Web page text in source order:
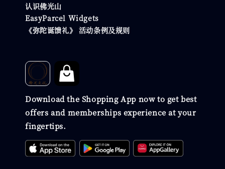
认识佛光山
EasyParcel Widgets
《弥陀诞馈礼》 活动条例及规则
Download the Shopping App now to get best
offers and memberships experience at your
fingertips.